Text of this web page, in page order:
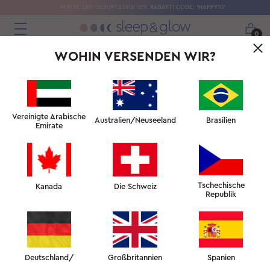
WIR FEIERN GEBURTSTAG! 10% RABATT! CODE: 'HAPPY10'
0
EXPERTEN UND AUSZEICHNUNGEN
"Sleep&Glow Kissen ist eine großartige Erfindung,
um Schlaffalten zu verhindern."
Dr. Murat Dagdelen Doz. Dr. Georg Huemer
WOHIN VERSENDEN WIR?
Vereinigte Arabische
Emirate
Australien/Neuseeland Brasilien
Kanada Die Schweiz
Tschechische
Republik
Deutschland/
Großbritannien Spanien